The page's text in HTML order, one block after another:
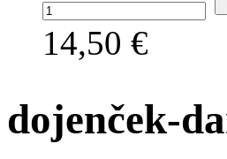
14,50 €
dojenček-